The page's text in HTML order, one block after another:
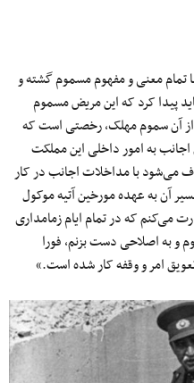
تمام معنی و مفهوم مسموم گشته و
پیدا کرد که این مریض مسموم
از آن سموم مهلک، رخصتی است که
اجانب به امور داخلی این مملکت
می‌شود با مداخلات اجانب در کار
آن به عهده مورخین آتیه موکول
می‌کنم که در تمام ایام زمامداری
و به اصلاحی دست بزنم، فورا
امر و وقفه کار شده است.»